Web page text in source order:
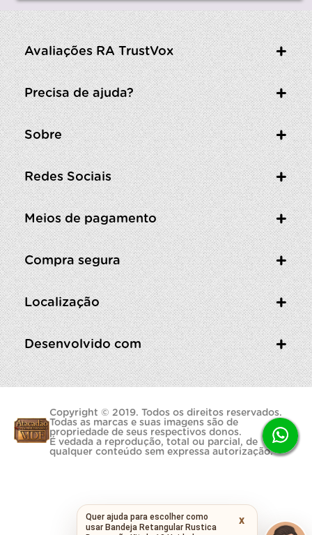
Avaliações RA TrustVox
Precisa de ajuda?
Sobre
Redes Sociais
Meios de pagamento
Compra segura
Localização
Desenvolvido com
Copyright © 2019. Todos os direitos reservados.
Todas as marcas e suas imagens são de
propriedade de seus respectivos donos.
É vedada a reprodução, total ou parcial, de
qualquer conteúdo sem expressa autorização.